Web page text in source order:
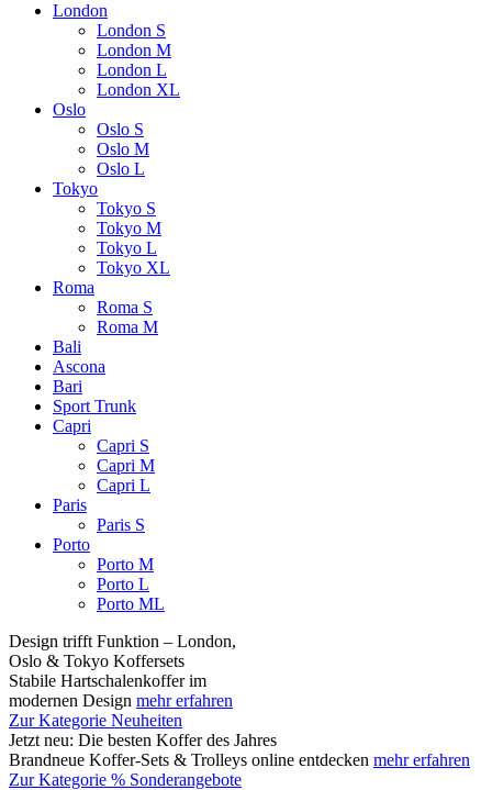
London
London S
London M
London L
London XL
Oslo
Oslo S
Oslo M
Oslo L
Tokyo
Tokyo S
Tokyo M
Tokyo L
Tokyo XL
Roma
Roma S
Roma M
Bali
Ascona
Bari
Sport Trunk
Capri
Capri S
Capri M
Capri L
Paris
Paris S
Porto
Porto M
Porto L
Porto ML
Design trifft Funktion – London,
Oslo & Tokyo Koffersets
Stabile Hartschalenkoffer im
modernen Design mehr erfahren
Zur Kategorie Neuheiten
Jetzt neu: Die besten Koffer des Jahres
Brandneue Koffer-Sets & Trolleys online entdecken mehr erfahren
Zur Kategorie % Sonderangebote